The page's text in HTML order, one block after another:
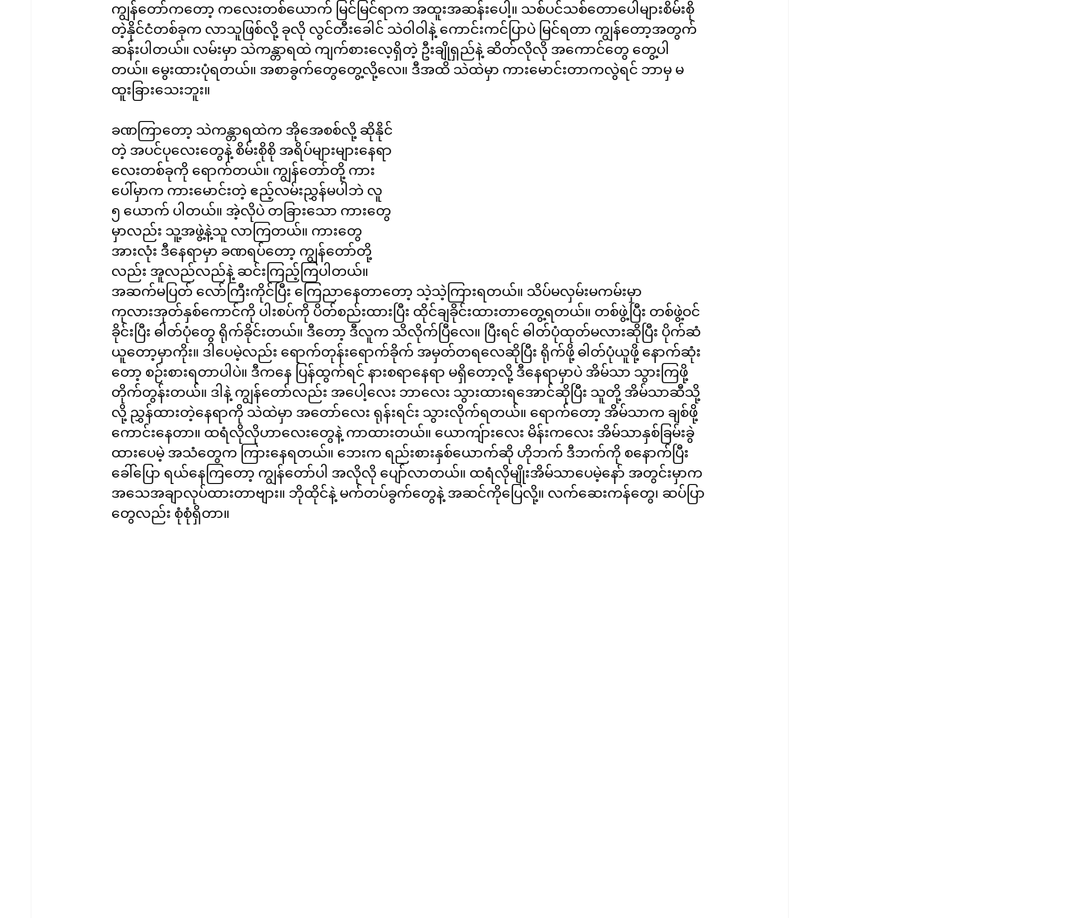
ကျွန်တော်ကတော့ ကလေးတစ်ယောက် မြင်မြင်ရာက အထူးအဆန်းပေါ့။ သစ်ပင်သစ်တောပေါများစိမ်းစို
တဲ့နိုင်ငံတစ်ခုက လာသူဖြစ်လို့ ခုလို လွင်တီးခေါင် သဲဝါဝါနဲ့ ကောင်းကင်ပြာပဲ မြင်ရတာ ကျွန်တော့အတွက်
ဆန်းပါတယ်။ လမ်းမှာ သဲကန္တာရထဲ ကျက်စားလေ့ရှိတဲ့ ဦးချိုရှည်နဲ့ ဆိတ်လိုလို အကောင်တွေ တွေ့ပါ
တယ်။ မွေးထားပုံရတယ်။ အစာခွက်တွေတွေ့လို့လေ။ ဒီအထိ သဲထဲမှာ ကားမောင်းတာကလွဲရင် ဘာမှ မ
ထူးခြားသေးဘူး။
ခဏကြာတော့ သဲကန္တာရထဲက အိုအေစစ်လို့ ဆိုနိုင်
တဲ့ အပင်ပုလေးတွေနဲ့ စိမ်းစိုစို အရိပ်များများနေရာ
လေးတစ်ခုကို ရောက်တယ်။ ကျွန်တော်တို့ ကား
ပေါ်မှာက ကားမောင်းတဲ့ ဧည့်လမ်းညွှန်မပါဘဲ လူ
၅ ယောက် ပါတယ်။ အဲ့လိုပဲ တခြားသော ကားတွေ
မှာလည်း သူ့အဖွဲ့နဲ့သူ လာကြတယ်။ ကားတွေ
အားလုံး ဒီနေရာမှာ ခဏရပ်တော့ ကျွန်တော်တို့
လည်း အူလည်လည်နဲ့ ဆင်းကြည့်ကြပါတယ်။
အဆက်မပြတ် လော်ကြီးကိုင်ပြီး ကြေညာနေတာတော့ သဲ့သဲ့ကြားရတယ်။ သိပ်မလှမ်းမကမ်းမှာ
ကုလားအုတ်နှစ်ကောင်ကို ပါးစပ်ကို ပိတ်စည်းထားပြီး ထိုင်ချခိုင်းထားတာတွေ့ရတယ်။ တစ်ဖွဲ့ပြီး တစ်ဖွဲ့ဝင်
ခိုင်းပြီး ဓါတ်ပုံတွေ ရိုက်ခိုင်းတယ်။ ဒီတော့ ဒီလူက သိလိုက်ပြီလေ။ ပြီးရင် ဓါတ်ပုံထုတ်မလားဆိုပြီး ပိုက်ဆံ
ယူတော့မှာကိုး။ ဒါပေမဲ့လည်း ရောက်တုန်းရောက်ခိုက် အမှတ်တရလေဆိုပြီး ရိုက်ဖို့ ဓါတ်ပုံယူဖို့ နောက်ဆုံး
တော့ စဉ်းစားရတာပါပဲ။ ဒီကနေ ပြန်ထွက်ရင် နားစရာနေရာ မရှိတော့လို့ ဒီနေရာမှာပဲ အိမ်သာ သွားကြဖို့
တိုက်တွန်းတယ်။ ဒါနဲ့ ကျွန်တော်လည်း အပေါ့လေး ဘာလေး သွားထားရအောင်ဆိုပြီး သူတို့ အိမ်သာဆီသို့
လို့ ညွှန်ထားတဲ့နေရာကို သဲထဲမှာ အတော်လေး ရုန်းရင်း သွားလိုက်ရတယ်။ ရောက်တော့ အိမ်သာက ချစ်ဖို့
ကောင်းနေတာ။ ထရံလိုလိုဟာလေးတွေနဲ့ ကာထားတယ်။ ယောကျ်ားလေး မိန်းကလေး အိမ်သာနှစ်ခြမ်းခွဲ
ထားပေမဲ့ အသံတွေက ကြားနေရတယ်။ ဘေးက ရည်းစားနှစ်ယောက်ဆို ဟိုဘက် ဒီဘက်ကို စနောက်ပြီး
ခေါ်ပြော ရယ်နေကြတော့ ကျွန်တော်ပါ အလိုလို ပျော်လာတယ်။ ထရံလိုမျိုးအိမ်သာပေမဲ့နော် အတွင်းမှာက
အသေအချာလုပ်ထားတာဗျား။ ဘိုထိုင်နဲ့ မက်တပ်ခွက်တွေနဲ့ အဆင်ကိုပြေလို့။ လက်ဆေးကန်တွေ၊ ဆပ်ပြာ
တွေလည်း စုံစုံရှိတာ။